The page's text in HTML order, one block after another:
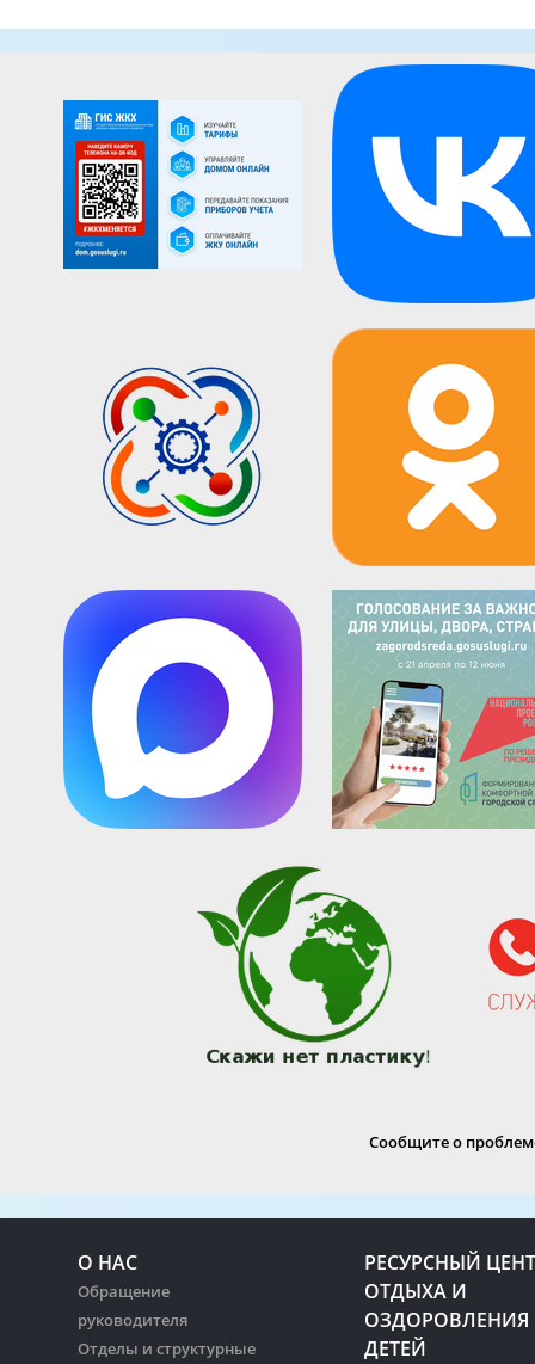
Сообщите о
О НАС
Обращение
руководителя
Отделы и структурные
РЕСУРСНЫЙ
ОТДЫХА И
ОЗДОРОВЛЕНИЯ
ДЕТЕЙ